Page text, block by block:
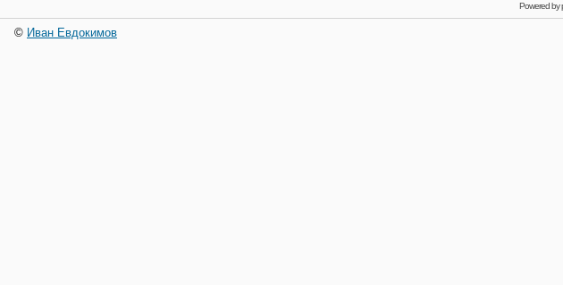
Powered by
© Иван Евдокимов